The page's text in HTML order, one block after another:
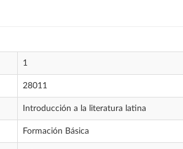
1
28011
Introducción a la literatura latina
Formación Básica